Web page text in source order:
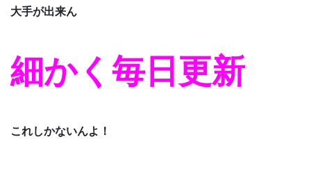
大手が出来ん
細かく毎日更新
これしかないんよ！